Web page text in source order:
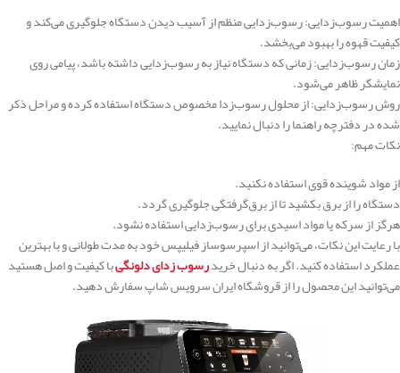
اهمیت رسوب‌زدایی: رسوب‌زدایی منظم از آسیب دیدن دستگاه جلوگیری می‌کند و
کیفیت قهوه را بهبود می‌بخشد.
زمان رسوب‌زدایی: زمانی که دستگاه نیاز به رسوب‌زدایی داشته باشد، پیامی روی
نمایشگر ظاهر می‌شود.
روش رسوب‌زدایی: از محلول رسوب‌زدا مخصوص دستگاه استفاده کرده و مراحل ذکر
شده در دفترچه راهنما را دنبال نمایید.
نکات مهم:
از مواد شوینده قوی استفاده نکنید.
دستگاه را از برق بکشید تا از برق‌گرفتگی جلوگیری گردد.
هرگز از سرکه یا مواد اسیدی برای رسوب‌زدایی استفاده نشود.
با رعایت این نکات، می‌توانید از اسپرسوساز فیلیپس خود به مدت طولانی و با بهترین
عملکرد استفاده کنید. اگر به دنبال خریدرسوب زدای دلونگیبا کیفیت و اصل هستید
می‌توانید این محصول را از قروشگاه ایران سرویس شاپ سفارش دهید.